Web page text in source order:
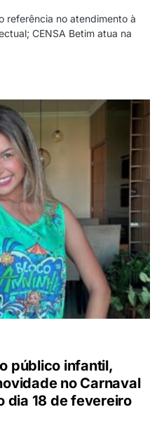
referência no atendimento à
CENSA Betim atua na
público infantil,
no Carnaval
dia 18 de fevereiro